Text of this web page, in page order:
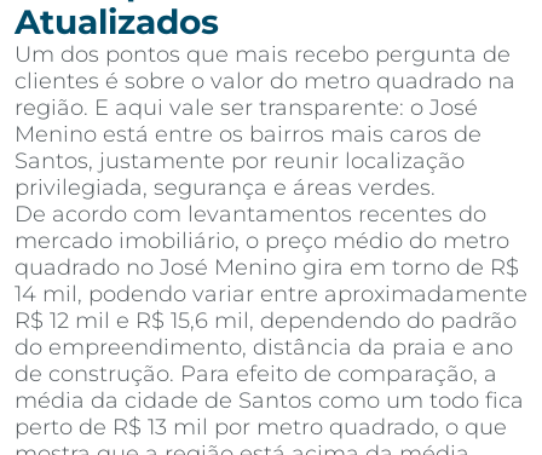
Atualizados
Um dos pontos que mais recebo pergunta de
clientes é sobre o valor do metro quadrado na
região. E aqui vale ser transparente: o José
Menino está entre os bairros mais caros de
Santos, justamente por reunir localização
privilegiada, segurança e áreas verdes.
De acordo com levantamentos recentes do
mercado imobiliário, o preço médio do metro
quadrado no José Menino gira em torno de R$
14 mil, podendo variar entre aproximadamente
R$ 12 mil e R$ 15,6 mil, dependendo do padrão
do empreendimento, distância da praia e ano
de construção. Para efeito de comparação, a
média da cidade de Santos como um todo fica
perto de R$ 13 mil por metro quadrado, o que